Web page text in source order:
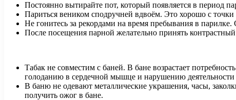
Постоянно вытирайте пот, который появляется в период
Париться веником сподручней вдвоём. Это хорошо с
Не гонитесь за рекордами на время пребывания в
После посещения парной желательно принять
Табак не совместим с баней. В бане возрастает
голоданию в сердечной мышце и нарушению деятельности
В баню не одевают металлические украшения, часы,
получить ожог в бане.